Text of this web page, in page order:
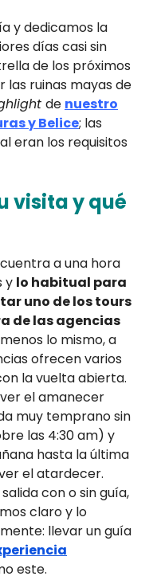
y dedicamos la
días casi sin
de los próximos
las ruinas mayas de
de nuestro
y Belice; las
eran los requisitos
visita y qué
a una hora
y lo habitual para
uno de los tours
de las agencias
lo mismo, a
ofrecen varios
la vuelta abierta.
el amanecer
muy temprano sin
las 4:30 am) y
hasta la última
el atardecer.
con o sin guía,
claro y lo
llevar un guía
este.